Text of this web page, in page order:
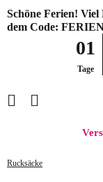
Schöne Ferien!
dem Code:
01
Tage
Rucksäcke